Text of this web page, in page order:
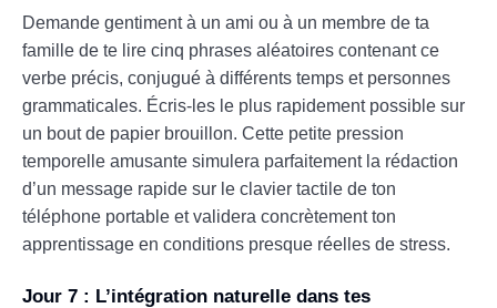
Demande gentiment à un ami ou à un membre de ta
famille de te lire cinq phrases aléatoires contenant ce
verbe précis, conjugué à différents temps et personnes
grammaticales. Écris-les le plus rapidement possible sur
un bout de papier brouillon. Cette petite pression
temporelle amusante simulera parfaitement la rédaction
d’un message rapide sur le clavier tactile de ton
téléphone portable et validera concrètement ton
apprentissage en conditions presque réelles de stress.
Jour 7 : L’intégration naturelle dans tes